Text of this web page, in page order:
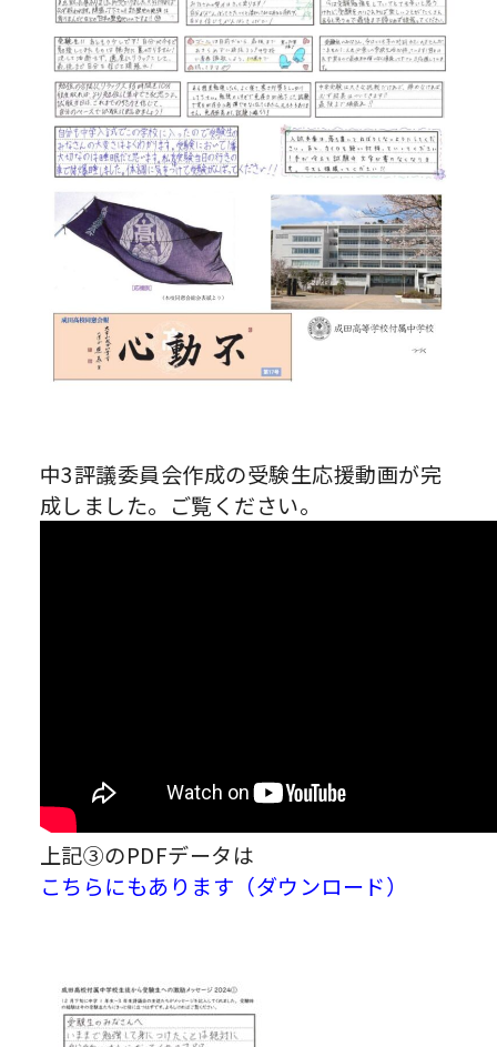
中3評議委員会作成の受験生応援動画が完
成しました。ご覧ください。
上記③のPDFデータは
こちらにもあります（ダウンロード）